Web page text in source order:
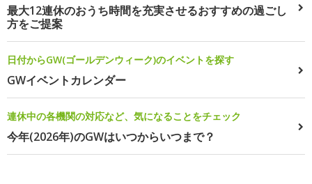
最大12連休のおうち時間を充実させるおすすめの過ごし
方をご提案
日付からGW(ゴールデンウィーク)のイベントを探す
GWイベントカレンダー
連休中の各機関の対応など、気になることをチェック
今年(2026年)のGWはいつからいつまで？